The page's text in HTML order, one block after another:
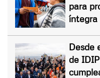
para
íntegra
Desde
de